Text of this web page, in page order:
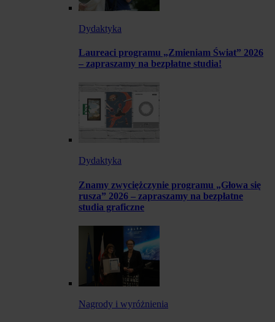
Dydaktyka
Laureaci programu „Zmieniam Świat” 2026
– zapraszamy na bezpłatne studia!
Dydaktyka
Znamy zwyciężczynie programu „Głowa się
rusza” 2026 – zapraszamy na bezpłatne
studia graficzne
Nagrody i wyróżnienia